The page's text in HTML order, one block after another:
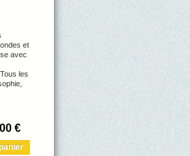
et
avec
les
€